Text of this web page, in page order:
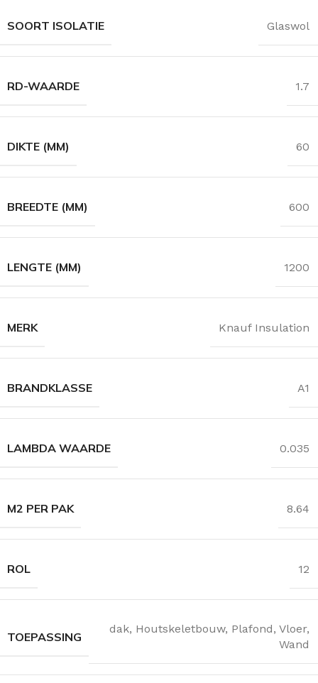
SOORT ISOLATIE Glaswol
RD-WAARDE 1.7
DIKTE (MM) 60
BREEDTE (MM) 600
LENGTE (MM) 1200
MERK Knauf Insulation
BRANDKLASSE A1
LAMBDA WAARDE 0.035
M2 PER PAK 8.64
ROL 12
TOEPASSING
dak, Houtskeletbouw, Plafond, Vloer,
Wand